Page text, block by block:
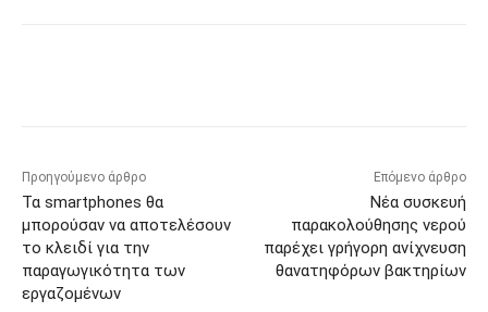
Προηγούμενο άρθρο
Τα smartphones θα
μπορούσαν να αποτελέσουν
το κλειδί για την
παραγωγικότητα των
εργαζομένων
Επόμενο άρθρο
Νέα συσκευή
παρακολούθησης νερού
παρέχει γρήγορη ανίχνευση
θανατηφόρων βακτηρίων